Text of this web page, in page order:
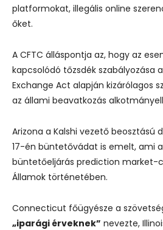
platformokat, illegális online
őket.
A CFTC álláspontja az, hogy az
kapcsolódó tőzsdék szabályozása
Exchange Act alapján kizárólagos
az állami beavatkozás
Arizona a Kalshi vezető beosztású
17-én büntetővádat is emelt, ami
büntetőeljárás prediction market-
Államok történetében.
Connecticut főügyésze a
„iparági érveknek” nevezte,